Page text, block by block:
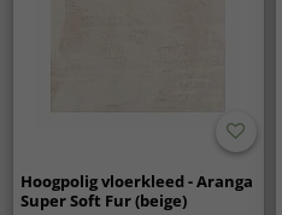
Hoogpolig vloerkleed - Aranga
Super Soft Fur (beige)